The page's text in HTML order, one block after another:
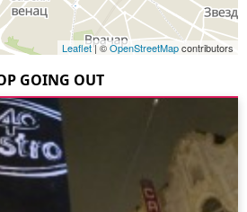
Leaflet| ©OpenStreetMapcontributors
GOING OUT